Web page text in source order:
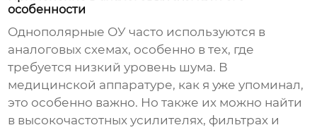
особенности
Однополярные ОУ часто используются в
аналоговых схемах, особенно в тех, где
требуется низкий уровень шума. В
медицинской аппаратуре, как я уже упоминал,
это особенно важно. Но также их можно найти
в высокочастотных усилителях, фильтрах и